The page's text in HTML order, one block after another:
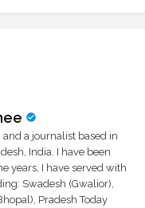
a journalist based in
India. I have been
years, I have served with
Swadesh (Gwalior),
Pradesh Today